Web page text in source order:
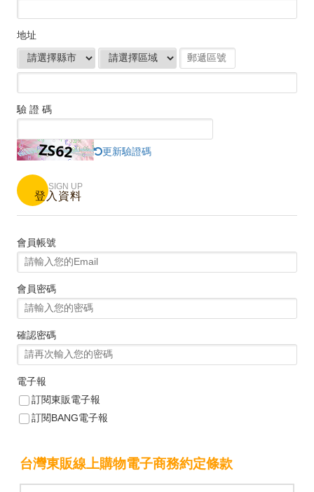
地址
驗 證 碼
更新驗證碼
SIGN UP
登入資料
會員帳號
會員密碼
確認密碼
電子報
訂閱東販電子報
訂閱BANG電子報
台灣東販線上購物電子商務約定條款